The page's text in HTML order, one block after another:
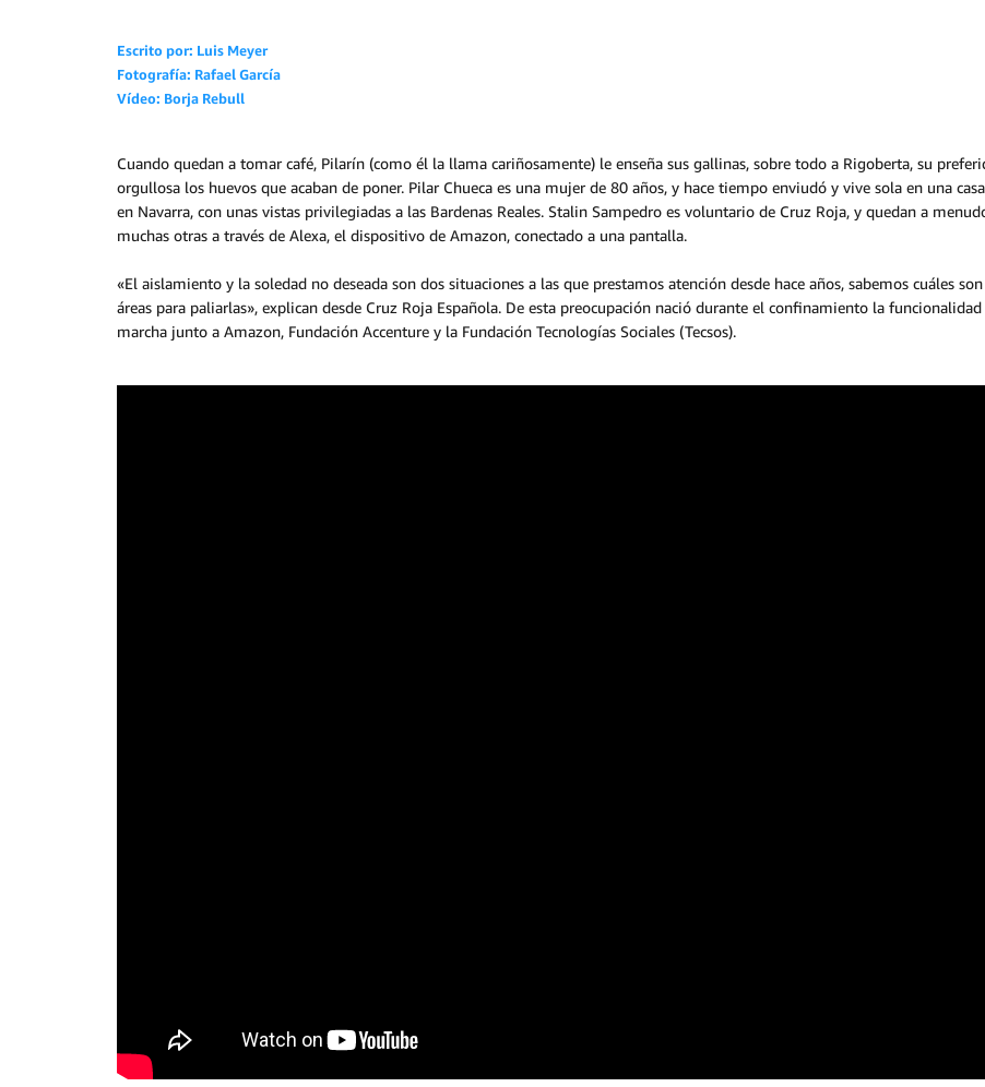
Escrito por: Luis Meyer
Fotografía: Rafael García
Vídeo: Borja Rebull
Cuando quedan a tomar café, Pilarín (como él la llama cariñosamente) le enseña sus gallinas, sobre todo a Rigoberta, su
orgullosa los huevos que acaban de poner. Pilar Chueca es una mujer de 80 años, y hace tiempo enviudó y vive sola en una
en Navarra, con unas vistas privilegiadas a las Bardenas Reales. Stalin Sampedro es voluntario de Cruz Roja, y quedan a
muchas otras a través de Alexa, el dispositivo de Amazon, conectado a una pantalla.
«El aislamiento y la soledad no deseada son dos situaciones a las que prestamos atención desde hace años, sabemos cuáles
áreas para paliarlas», explican desde Cruz Roja Española. De esta preocupación nació durante el confinamiento la
marcha junto a Amazon, Fundación Accenture y la Fundación Tecnologías Sociales (Tecsos).